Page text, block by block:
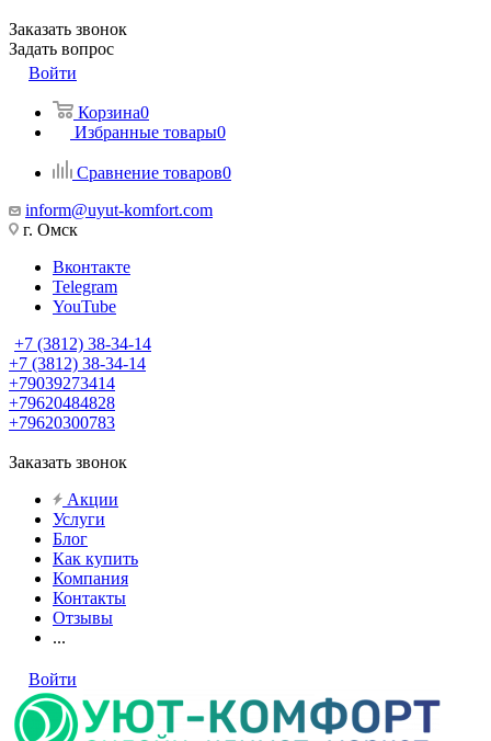
Заказать звонок
Задать вопрос
Войти
Корзина0
Избранные товары0
Сравнение товаров0
inform@uyut-komfort.com
г. Омск
Вконтакте
Telegram
YouTube
+7 (3812) 38-34-14
+7 (3812) 38-34-14
+79039273414
+79620484828
+79620300783
Заказать звонок
Акции
Услуги
Блог
Как купить
Компания
Контакты
Отзывы
...
Войти